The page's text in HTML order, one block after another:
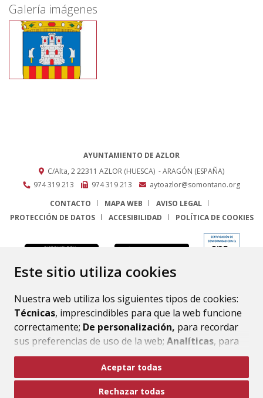
Este sitio utiliza cookies
Nuestra web utiliza los siguientes tipos de cookies:
Técnicas, imprescindibles para que la web funcione
correctamente; De personalización, para recordar
sus preferencias de uso de la web; Analíticas, para
mejorar el funcionamiento de la web y sus servicios.
Si acepta pulsando el botón“Aceptar todas”
consideramos que acepta su uso. Si pulsa el botón
Aceptar todas
Rechazar todas
Galería imágenes
AYUNTAMIENTO DE AZLOR
C/Alta, 222311 AZLOR (HUESCA) - ARAGÓN (ESPAÑA)
974 319 213
974 319 213
aytoazlor@somontano.org
CONTACTO
MAPA WEB
AVISO LEGAL
PROTECCIÓN DE DATOS
ACCESIBILIDAD POLÍTICA DE COOKIES